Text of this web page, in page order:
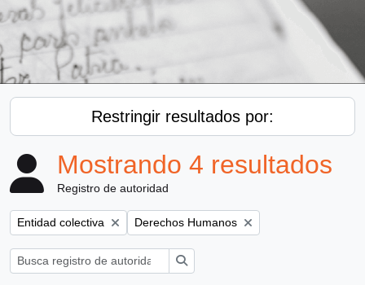
Restringir resultados por:
Mostrando 4 resultados
Registro de autoridad
Remove filter:
Entidad colectiva Remove filter:
Derechos Humanos